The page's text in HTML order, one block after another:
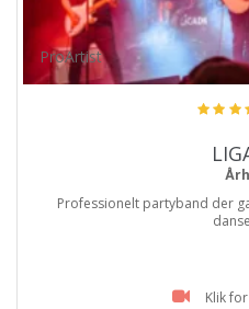
ProArtist
Professionelt partyband der
Klik